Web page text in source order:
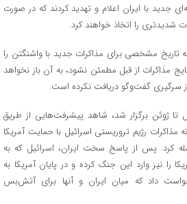
جدید با ایران اعلام و تهدید کردند که در صورت
شدیدتری را اتخاذ خواهند کرد.
تاریخ مشخصی برای مذاکرات جدید با واشنگتن را
مذاکرات از قبل مطمئن نشود، به آن باز نخواهد
گفت‌و‌گو دریافت نکرده است.
تا ژوئن برگزار شد، شاهد پیشرفت‌هایی از طریق
مذاکرات رژیم تروریستی اسرائیل با حمایت آمریکا
کرد. پس از پاسخ سخت ایران، اسرائیل که به
را نیز وارد این جنگ کرده و در پایان آمریکا به
داد که میان ایران و آنها برای آتش‌بس